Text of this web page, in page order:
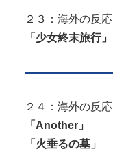
２３：海外の反応
「少女終末旅行」
２４：海外の反応
「Another」
「火垂るの墓」